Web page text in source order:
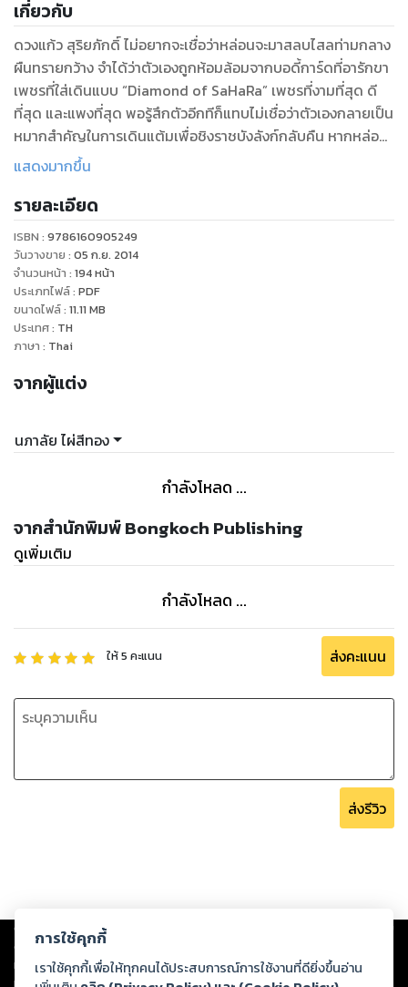
เกี่ยวกับ
ดวงแก้ว สุริยภักดิ์ ไม่อยากจะเชื่อว่าหล่อนจะมาสลบไสลท่ามกลาง
ผืนทรายกว้าง จำได้ว่าตัวเองถูกห้อมล้อมจากบอดี้การ์ดที่อารักขา
เพชรที่ใส่เดินแบบ “Diamond of SaHaRa” เพชรที่งามที่สุด ดี
ที่สุด และแพงที่สุด พอรู้สึกตัวอีกทีก็แทบไม่เชื่อว่าตัวเองกลายเป็น
หมากสำคัญในการเดินแต้มเพื่อชิงราชบังลังก์กลับคืน หากหล่อน
อยากกลับไปหาแม่ หล่อนต้องเป็นนางนกต่อล่อเจ้าชายราเชสให้
นับไม่ถ้วน ผู้ชายที่มองหล่อนจนเหลียวหลังเมื่อครั้งแรกเห็น
สายตาคู่นั้นมันบ่งบอกให้หล่อนรับรู้เงาแห่งอันตราย ทว่าเจ้าชายโร
ซารีคอยปกป้องดวงแก้วอยู่ห่างๆ เพื่อไม่ให้ตกเป็นเหยื่อกามารมณ์
“ใครอย่าได้รังแกนางเด็ดขาด ดวงแก้วเป็นผู้หญิงของเรา” นั่น
เพราะพระองค์เองก็หลงรักหญิงพลัดหลงชาวไทยคนนี้เหมือนกัน
“รักนางตอนไหนไม่รู้ แต่รู้สึกอิ่มใจทุกครั้งที่นางมาซุกซบอยู่ที่อก
กว้างของเรา”
แสดงมากขึ้น
รายละเอียด
ISBN : 9786160905249
วันวางขาย : 05 ก.ย. 2014
จำนวนหน้า : 194หน้า
ประเภทไฟล์: PDF
ขนาดไฟล์: 11.11 MB
ประเทศ: TH
ภาษา : Thai
จากผู้แต่ง
นภาลัย ไผ่สีทอง
กำลังโหลด ...
จากสำนักพิมพ์ Bongkoch Publishing
ดูเพิ่มเติม
กำลังโหลด ...
ให้5 คะแนน ส่งคะแนน
ส่งรีวิว
Copyright © 2026
ต่อผลงานหรือเนื้อหาใดที่อัปโหลดผ่านเว็บไซต์และปรากฏว่าละเมิดสิทธิใน
ทรัพย์สินทางปัญญาของบุคคลอื่นหรือขัดต่อกฎหมายและศีลธรรม ดังนั้น ผู้อ่าน
ทุกท่านโปรดใช้วิจารณญาณในการกลั่นกรองด้วยตนเอง และหากท่านพบว่าส่วน
การใช้คุกกี้
เราใช้คุกกี้เพื่อให้ทุกคนได้ประสบการณ์การใช้งานที่ดียิ่งขึ้นอ่าน